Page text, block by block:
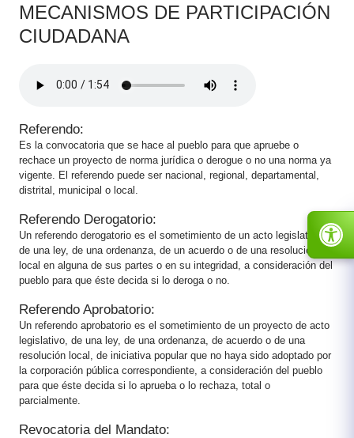
​MECA​NIS​MOS DE PARTICIPACIÓN
CIUDADANA
Referendo:
Es la convocatoria que se hace al pueblo para que apruebe o
rechace un proyecto de norma jurídica o derogue o no una norma ya
vigente. El referendo puede ser nacional, regional, departamental,
distrital, municipal o local.
Referendo Derogatorio:
Un referendo derogatorio es el sometimiento de un acto legislativo
de una ley, de una ordenanza, de un acuerdo o de una resolución
local en alguna de sus partes o en su integridad, a consideración del
pueblo para que éste decida si lo deroga o no.
Referendo Aprobatorio:
Un referendo aprobatorio es el sometimiento de un proyecto de acto
legislativo, de una ley, de una ordenanza, de acuerdo o de una
resolución local, de iniciativa popular que no haya sido adoptado por
la corporación pública correspondiente, a consideración del pueblo
para que ​éste decida si lo aprueba o lo rechaza, total o
parcialmente.​
Revocatoria del Mandato: